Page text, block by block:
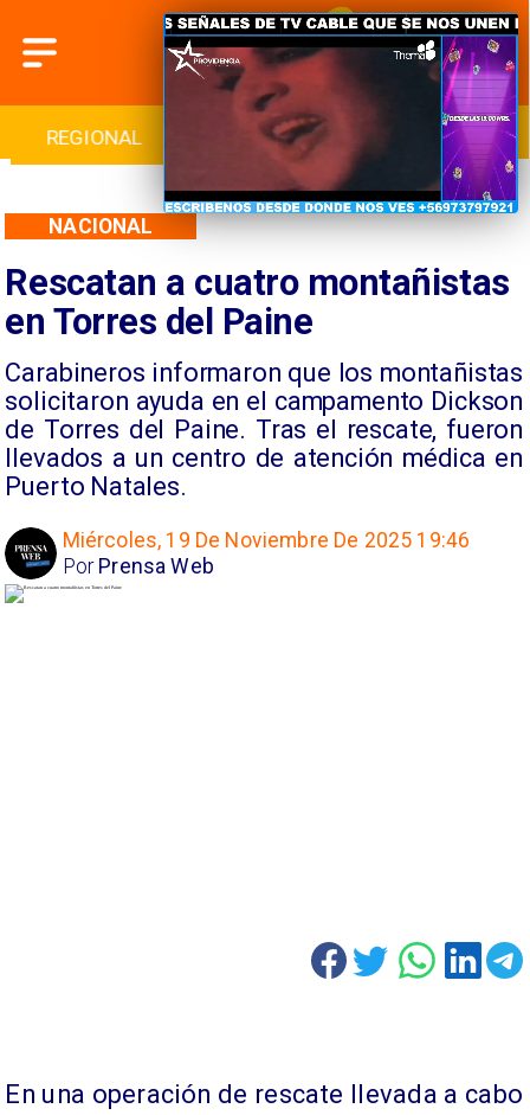
INTERNACIONAL DEPORTES CULTURA
Rescatan a cuatro montañistas
en Torres del Paine
Carabineros informaron que los montañistas
solicitaron ayuda en el campamento Dickson
de Torres del Paine. Tras el rescate, fueron
llevados a un centro de atención médica en
Puerto Natales.
NACIONAL
Miércoles, 19 De Noviembre De 2025 19:46
Prensa Web
Por
En una operación de rescate llevada a cabo